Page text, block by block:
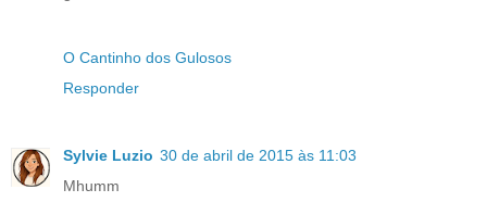
O Cantinho dos Gulosos
Responder
Sylvie Luzio 30 de abril de 2015 às 11:03
Mhumm